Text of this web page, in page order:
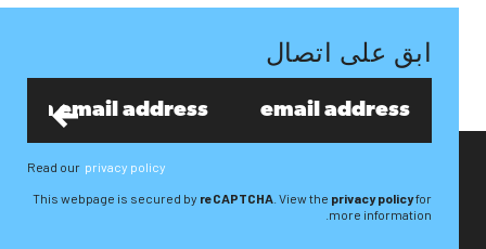
ابق على اتصال
Read our privacy policy
This webpage is secured by reCAPTCHA . View the privacy policyfor
more information.